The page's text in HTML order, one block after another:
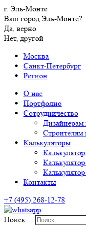
г. Эль-Монте
Ваш город Эль-Монте?
Да, верно
Нет, другой
Москва
Санкт-Петербург
Регион
О нас
Портфолио
Сотрудничество
Дизайнерам
Строителям
Калькуляторы
Контакты
+7 (495) 268-12-78
Поиск…